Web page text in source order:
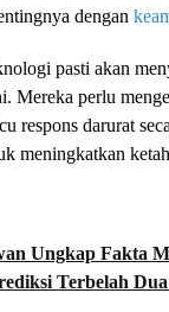
dengan
pasti akan
Mereka perlu
respons darurat
meningkatkan
Ungkap Fakta
Terbelah